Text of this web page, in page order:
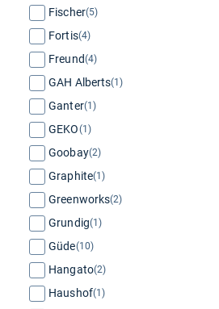
Fischer(5)
Fortis(4)
Freund(4)
GAH Alberts(1)
Ganter(1)
GEKO(1)
Goobay(2)
Graphite(1)
Greenworks(2)
Grundig(1)
Güde(10)
Hangato(2)
Haushof(1)